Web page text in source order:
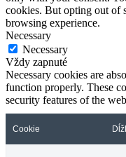
cookies. But opting out of
browsing experience.
Necessary
Necessary
Vždy zapnuté
Necessary cookies are
function properly. These
security features of the
Cookie